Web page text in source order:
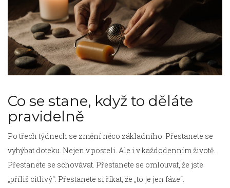
Co se stane, když to děláte
pravidelně
Po třech týdnech se změní něco základního. Přestanete se
vyhýbat doteku. Nejen v posteli. Ale i v každodenním životě.
Přestanete se schovávat. Přestanete se omlouvat, že jste
„příliš citlivý“. Přestanete si říkat, že „to je jen fáze“.